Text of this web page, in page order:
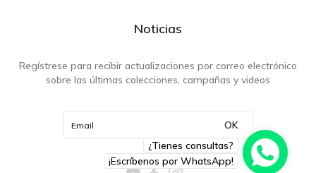
¿Tienes consultas?
¡Escríbenos por WhatsApp!
Noticias
Regístrese para recibir actualizaciones por correo electrónico
sobre las últimas colecciones, campañas y videos
OK